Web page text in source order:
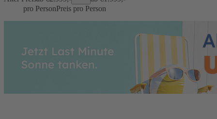
pro PersonPreis pro Person